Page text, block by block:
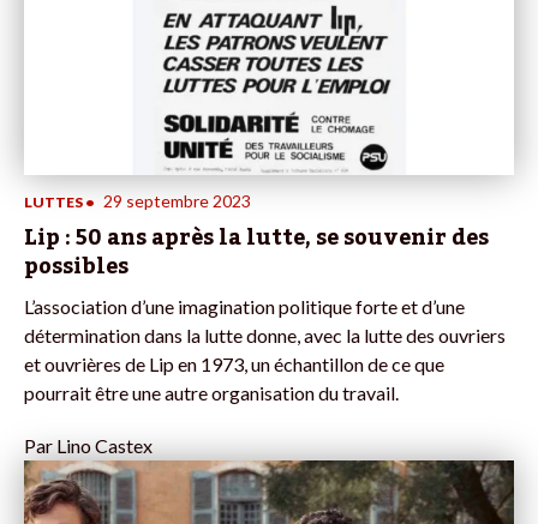
LUTTES • 29 septembre 2023
Lip : 50 ans après la lutte, se souvenir des
possibles
L’association d’une imagination politique forte et d’une
détermination dans la lutte donne, avec la lutte des ouvriers
et ouvrières de Lip en 1973, un échantillon de ce que
pourrait être une autre organisation du travail.
Par Lino Castex